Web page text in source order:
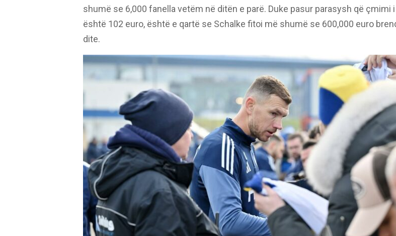
shumë se 6,000 fanella vetëm në ditën e parë. Duke pasur parasysh që çmimi
është 102 euro, është e qartë se Schalke fitoi më shumë se 600,000 euro
dite.